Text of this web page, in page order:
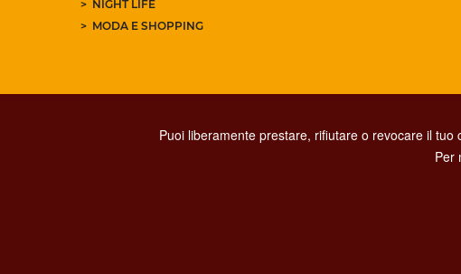
NIGHT LIFE
MODA E SHOPPING
Puoi liberamente prestare, rifiutare o revocare il
Per